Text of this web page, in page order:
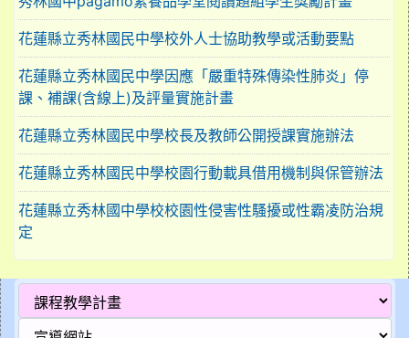
花蓮縣立秀林國民中學校外人士協助教學或活動要點
花蓮縣立秀林國民中學因應「嚴重特殊傳染性肺炎」停
課、補課(含線上)及評量實施計畫
花蓮縣立秀林國民中學校長及教師公開授課實施辦法
花蓮縣立秀林國民中學校園行動載具借用機制與保管辦法
花蓮縣立秀林國中學校校園性侵害性騷擾或性霸凌防治規
定